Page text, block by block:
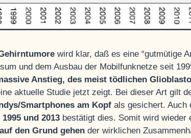
wird klar, daß es eine “gutmütige
und dem Ausbau der Mobilfunknetze seit
Anstieg, des meist tödlichen
aktuelle Studie jetzt zeigt. Bei dieser Art gilt
Smartphones am Kopf als gesichert. Auch
und 2013 bestätigt dies. Somit wird wieder
den Grund gehen der wirklichen